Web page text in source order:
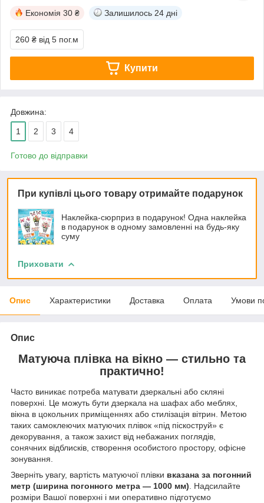
Економія 30 ₴ Залишилось 24 дні
260 ₴ від 5 пог.м
Купити
Довжина:
1 2 3 4
Готово до відправки
При купівлі цього товару отримайте подарунок
Наклейка-сюрприз в подарунок! Одна наклейка
в подарунок в одному замовленні на будь-яку
суму
Приховати
Опис Характеристики Доставка Оплата Умови
Опис
Матуюча плівка на вікно — стильно та
практично!
Часто виникає потреба матувати дзеркальні або скляні
поверхні. Це можуть бути дзеркала на шафах або меблях,
вікна в цокольних приміщеннях або стилізація вітрин. Метою
таких самоклеючих матуючих плівок «під піскоструй» є
декорування, а також захист від небажаних поглядів,
сонячних відблисків, створення особистого простору, офісне
зонування.
Зверніть увагу, вартість матуючої плівки вказана за погонний
метр (ширина погонного метра — 1000 мм). Надсилайте
розміри Вашої поверхні і ми оперативно підготуємо